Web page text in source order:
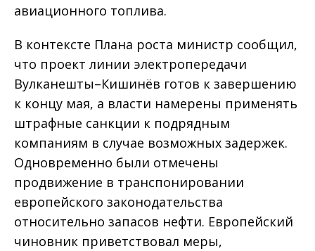
авиационного топлива.
В контексте Плана роста министр сообщил,
что проект линии электропередачи
Вулканешты–Кишинёв готов к завершению
к концу мая, а власти намерены применять
штрафные санкции к подрядным
компаниям в случае возможных задержек.
Одновременно были отмечены
продвижение в транспонировании
европейского законодательства
относительно запасов нефти. Европейский
чиновник приветствовал меры,